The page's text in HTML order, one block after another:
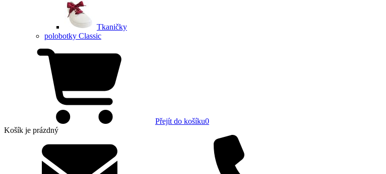
Tkaničky
polobotky Classic
Přejít do košíku0
Košík je prázdný